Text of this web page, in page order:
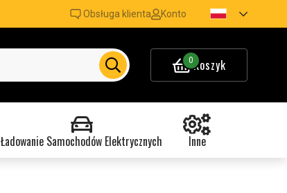
Obsługa klienta Konto
0Koszyk
Ładowanie Samochodów Elektrycznych Inne